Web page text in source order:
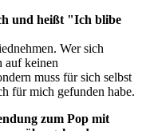
und heißt "Ich blibe
Wer sich
auf keinen
muss für sich selbst
für mich gefunden habe.
zum Pop mit